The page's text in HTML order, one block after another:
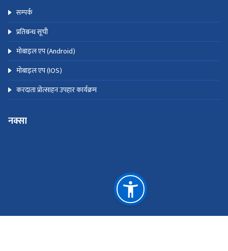
सम्पर्क
प्रतिबन्ध सूची
मोबाइल एप (Android)
मोबाइल एप (IOS)
करदाता प्रोत्साहन उपहार कार्यक्रम
नक्सा